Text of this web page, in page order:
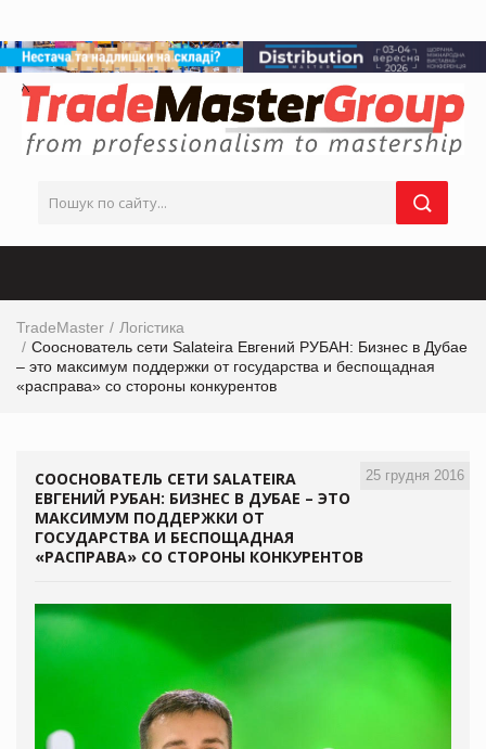
TradeMaster
Логістика
Сооснователь сети Salateira Евгений РУБАН: Бизнес в Дубае
– это максимум поддержки от государства и беспощадная
«расправа» со стороны конкурентов
25 грудня 2016
СООСНОВАТЕЛЬ СЕТИ SALATEIRA
ЕВГЕНИЙ РУБАН: БИЗНЕС В ДУБАЕ – ЭТО
МАКСИМУМ ПОДДЕРЖКИ ОТ
ГОСУДАРСТВА И БЕСПОЩАДНАЯ
«РАСПРАВА» СО СТОРОНЫ КОНКУРЕНТОВ